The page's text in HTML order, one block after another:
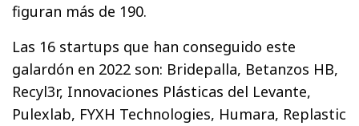
figuran más de 190.
Las 16 startups que han conseguido este
galardón en 2022 son: Bridepalla, Betanzos HB,
Recyl3r, Innovaciones Plásticas del Levante,
Pulexlab, FYXH Technologies, Humara, Replastic